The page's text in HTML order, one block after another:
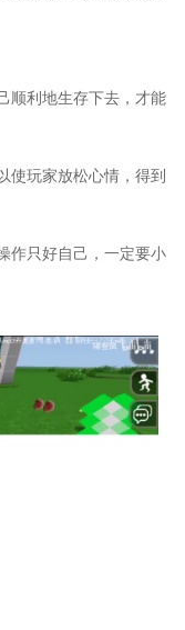
顺利地生存下去，才能
使玩家放松心情，得到
作只好自己，一定要小